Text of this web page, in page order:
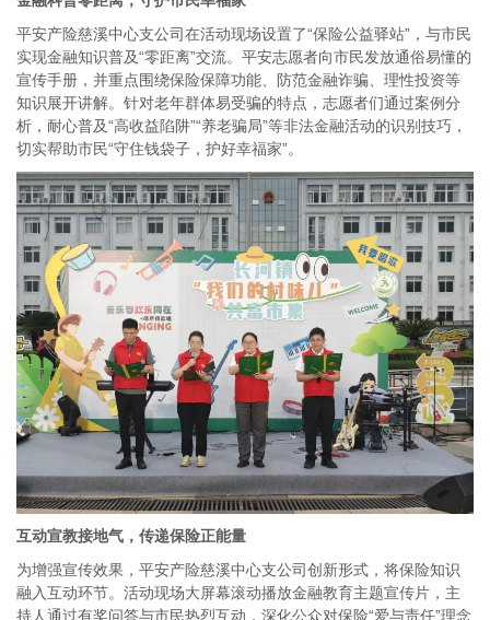
平安产险慈溪中心支公司在活动现场设置了“保险公益驿站”，与市民
实现金融知识普及“零距离”交流。平安志愿者向市民发放通俗易懂的
宣传手册，并重点围绕保险保障功能、防范金融诈骗、理性投资等
知识展开讲解。针对老年群体易受骗的特点，志愿者们通过案例分
析，耐心普及“高收益陷阱”“养老骗局”等非法金融活动的识别技巧，
切实帮助市民“守住钱袋子，护好幸福家”。
互动宣教接地气，传递保险正能量
为增强宣传效果，平安产险慈溪中心支公司创新形式，将保险知识
融入互动环节。活动现场大屏幕滚动播放金融教育主题宣传片，主
持人通过有奖问答与市民热烈互动，深化公众对保险“爱与责任”理念